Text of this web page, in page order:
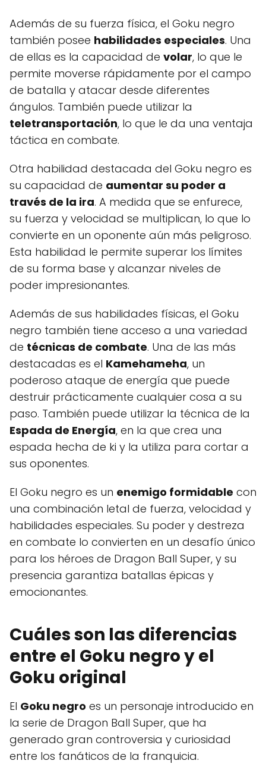
Además de su fuerza física, el Goku negro
también posee habilidades especiales. Una
de ellas es la capacidad de volar, lo que le
permite moverse rápidamente por el campo
de batalla y atacar desde diferentes
ángulos. También puede utilizar la
teletransportación, lo que le da una ventaja
táctica en combate.
Otra habilidad destacada del Goku negro es
su capacidad de aumentar su poder a
través de la ira. A medida que se enfurece,
su fuerza y velocidad se multiplican, lo que lo
convierte en un oponente aún más peligroso.
Esta habilidad le permite superar los límites
de su forma base y alcanzar niveles de
poder impresionantes.
Además de sus habilidades físicas, el Goku
negro también tiene acceso a una variedad
de técnicas de combate. Una de las más
destacadas es el Kamehameha, un
poderoso ataque de energía que puede
destruir prácticamente cualquier cosa a su
paso. También puede utilizar la técnica de la
Espada de Energía, en la que crea una
espada hecha de ki y la utiliza para cortar a
sus oponentes.
El Goku negro es un enemigo formidable con
una combinación letal de fuerza, velocidad y
habilidades especiales. Su poder y destreza
en combate lo convierten en un desafío único
para los héroes de Dragon Ball Super, y su
presencia garantiza batallas épicas y
emocionantes.
Cuáles son las diferencias
entre el Goku negro y el
Goku original
El Goku negro es un personaje introducido en
la serie de Dragon Ball Super, que ha
generado gran controversia y curiosidad
entre los fanáticos de la franquicia.